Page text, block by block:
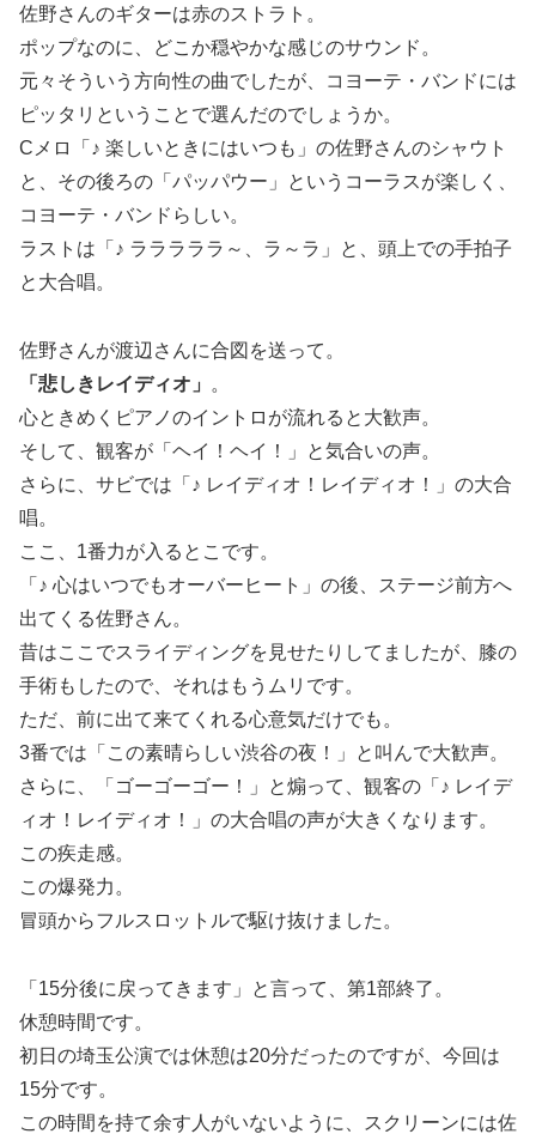
佐野さんのギターは赤のストラト。
ポップなのに、どこか穏やかな感じのサウンド。
元々そういう方向性の曲でしたが、コヨーテ・バンドには
ピッタリということで選んだのでしょうか。
Cメロ「♪ 楽しいときにはいつも」の佐野さんのシャウト
と、その後ろの「パッパウー」というコーラスが楽しく、
コヨーテ・バンドらしい。
ラストは「♪ ラララララ～、ラ～ラ」と、頭上での手拍子
と大合唱。
佐野さんが渡辺さんに合図を送って。
「悲しきレイディオ」
。
心ときめくピアノのイントロが流れると大歓声。
そして、観客が「ヘイ！ヘイ！」と気合いの声。
さらに、サビでは「♪ レイディオ！レイディオ！」の大合
唱。
ここ、1番力が入るとこです。
「♪ 心はいつでもオーバーヒート」の後、ステージ前方へ
出てくる佐野さん。
昔はここでスライディングを見せたりしてましたが、膝の
手術もしたので、それはもうムリです。
ただ、前に出て来てくれる心意気だけでも。
3番では「この素晴らしい渋谷の夜！」と叫んで大歓声。
さらに、「ゴーゴーゴー！」と煽って、観客の「♪ レイデ
ィオ！レイディオ！」の大合唱の声が大きくなります。
この疾走感。
この爆発力。
冒頭からフルスロットルで駆け抜けました。
「15分後に戻ってきます」と言って、第1部終了。
休憩時間です。
初日の埼玉公演では休憩は20分だったのですが、今回は
15分です。
この時間を持て余す人がいないように、スクリーンには佐